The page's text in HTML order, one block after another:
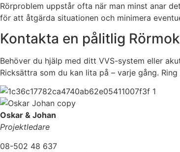
Rörproblem uppstår ofta när man minst anar
för att åtgärda situationen och minimera
Kontakta en pålitlig
Behöver du hjälp med ditt VVS-system eller
Ricksättra som du kan lita på – varje gång.
Oskar & Johan
Projektledare
08-502 48 637